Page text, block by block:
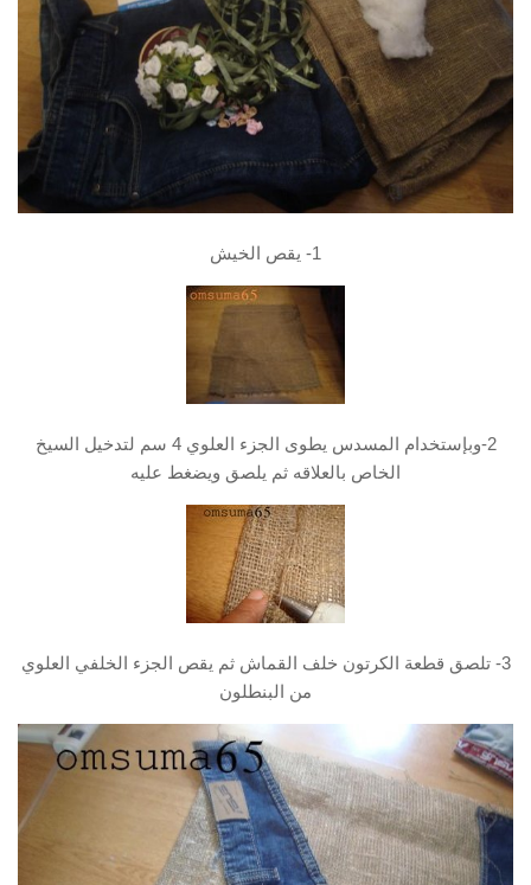
1- يقص الخيش
2-وبإستخدام المسدس يطوى الجزء العلوي 4 سم لتدخيل السيخ
الخاص بالعلاقه ثم يلصق ويضغط عليه
3- تلصق قطعة الكرتون خلف القماش ثم يقص الجزء الخلفي العلوي
من البنطلون